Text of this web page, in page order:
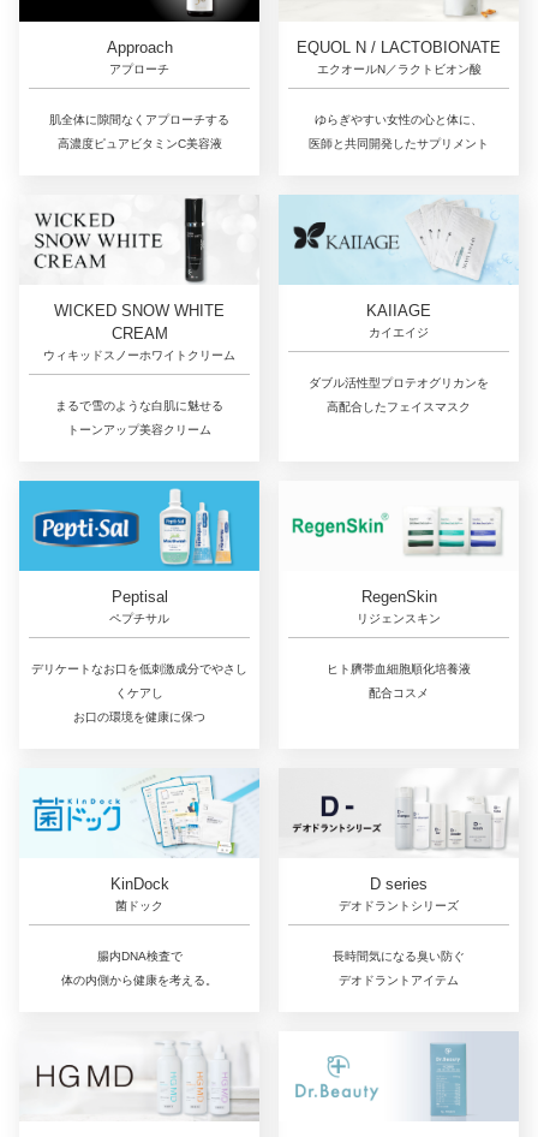
Approach
アプローチ
肌全体に隙間なくアプローチする
高濃度ピュアビタミンC美容液
EQUOL N / LACTOBIONATE
エクオールN／ラクトビオン酸
ゆらぎやすい女性の心と体に、
医師と共同開発したサプリメント
WICKED SNOW WHITE
CREAM
ウィキッドスノーホワイトクリーム
まるで雪のような白肌に魅せる
トーンアップ美容クリーム
KAIIAGE
カイエイジ
ダブル活性型プロテオグリカンを
高配合したフェイスマスク
Peptisal
ペプチサル
デリケートなお口を低刺激成分でやさし
くケアし
お口の環境を健康に保つ
RegenSkin
リジェンスキン
ヒト臍帯血細胞順化培養液
配合コスメ
KinDock
菌ドック
腸内DNA検査で
体の内側から健康を考える。
D series
デオドラントシリーズ
長時間気になる臭い防ぐ
デオドラントアイテム